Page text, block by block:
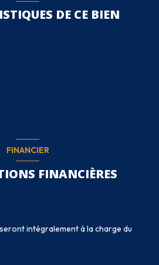
DE CE BIEN
FINANCIER
FINANCIÈRES
intégralement à la charge du